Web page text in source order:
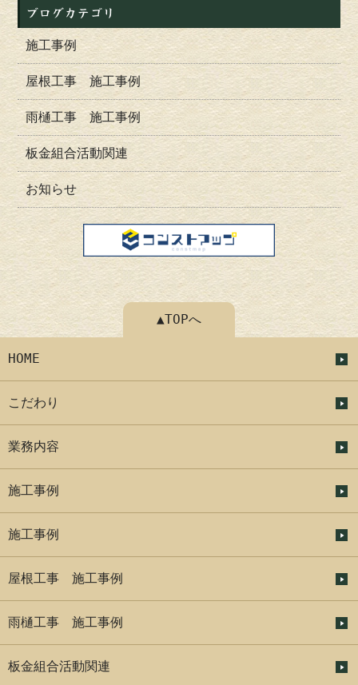
ブログカテゴリ
施工事例
屋根工事 施工事例
雨樋工事 施工事例
板金組合活動関連
お知らせ
▲TOPへ
HOME
こだわり
業務内容
施工事例
施工事例
屋根工事 施工事例
雨樋工事 施工事例
板金組合活動関連